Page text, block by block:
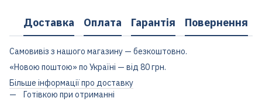
Доставка Оплата Гарантія Повернення
Самовивіз з нашого магазину — безкоштовно.
«Новою поштою» по Україні — від 80 грн.
Більше інформації про доставку
Готівкою при отриманні